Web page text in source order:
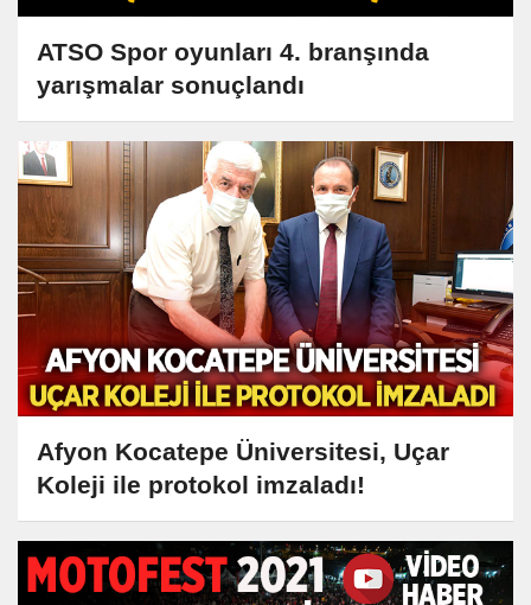
ATSO Spor oyunları 4. branşında
yarışmalar sonuçlandı
Afyon Kocatepe Üniversitesi, Uçar
Koleji ile protokol imzaladı!